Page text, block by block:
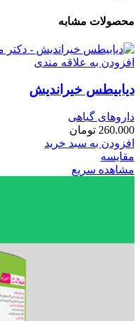
محصولات مشابه
افزودن به علاقه مندی
دیابیطس خیراندیش
داروهای گیاهی
260.000 تومان
افزودن به سبد خرید
مقایسه
مشاهده سریع